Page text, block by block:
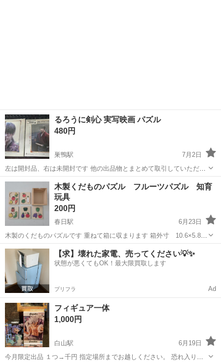
るろうに剣心 実写映画 パズル
480円
巣鴨駅
7月2日
左は開封品、右は未開封です 他の出品物とまとめて取引していただけ
る方には少しお値引させていただきます 取引場所はJR巣鴨駅、大塚
駅、池袋駅近辺だとありがたいです
東京 文京区 巣鴨駅 パズル
木製くだものパズル フルーツパズル 知育
玩具
200円
春日駅
6月23日
木製のくだものパズルです 重ねて箱に収まります 箱外寸 10.6×5.8
cm 写真の通り、 箱が一面外れておりますが、木工用ボンドなどで修
復していただけると思います。 一つくだものピースが不足していま
す。 汚れなどは...
東京 文京区 春日駅 パズル
【求】壊れた家電、売ってください💡✨
状態が悪くてもOK！最大限買取します
プリフラ Ad
フィギュア一体
1,000円
白山駅
6月19日
今月限定出品 １つ→千円 指定場所までお越しください。 恐れ入りま